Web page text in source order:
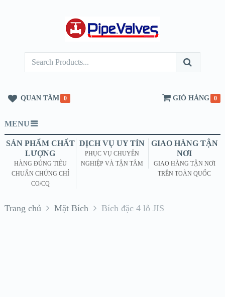
QUAN TÂM 0 GIỎ HÀNG 0
MENU
SẢN PHẨM CHẤT
LƯỢNG
HÀNG ĐÚNG TIÊU
CHUẨN CHỨNG CHỈ
CO/CQ
DỊCH VỤ UY TÍN
PHỤC VỤ CHUYÊN
NGHIỆP VÀ TẬN TÂM
GIAO HÀNG TẬN
NƠI
GIAO HÀNG TẬN NƠI
TRÊN TOÀN QUỐC
Trang chủ Mặt Bích Bích đặc 4 lỗ JIS